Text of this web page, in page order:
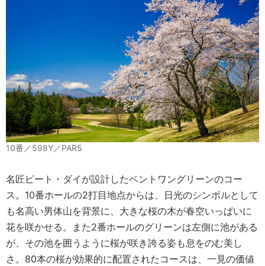
10番／598Y／PAR5
名匠ピート・ダイが設計したベントワングリーンのコー
ス。10番ホールの2打目地点からは、日光のシンボルとして
も名高い男体山を背景に、大きな桜の木が春空いっぱいに
花を咲かせる。また2番ホールのグリーンは左側に池がある
が、その池を囲うように桜が咲き誇る姿も息をのむ美し
さ。80本の桜が効果的に配置されたコースは、一見の価値